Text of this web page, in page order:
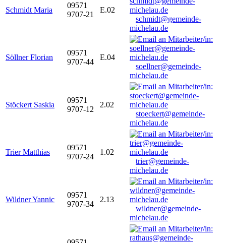
Schmidt Maria
09571
9707-21
E.02
schmidt@gemeinde-
michelau.de
Söllner Florian
09571
9707-44
E.04
soellner@gemeinde-
michelau.de
Stöckert Saskia
09571
9707-12
2.02
stoeckert@gemeinde-
michelau.de
Trier Matthias
09571
9707-24
1.02
trier@gemeinde-
michelau.de
Wildner Yannic
09571
9707-34
2.13
wildner@gemeinde-
michelau.de